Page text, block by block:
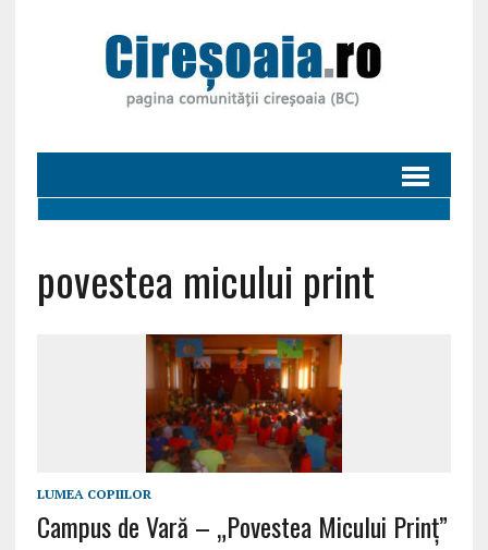
povestea micului print
LUMEA COPIILOR
Campus de Vară – „Povestea Micului Prinț”